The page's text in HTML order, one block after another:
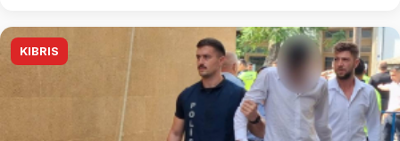
KIBRIS